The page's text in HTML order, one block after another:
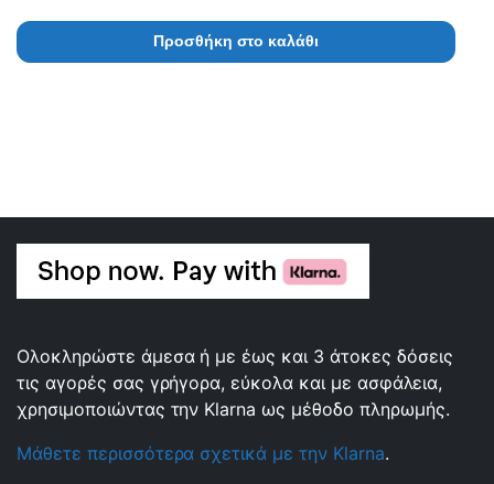
Προσθήκη στο καλάθι
Ολοκληρώστε άμεσα ή με έως και 3 άτοκες δόσεις
τις αγορές σας γρήγορα, εύκολα και με ασφάλεια,
χρησιμοποιώντας την Klarna ως μέθοδο πληρωμής.
Μάθετε περισσότερα σχετικά με την Klarna.